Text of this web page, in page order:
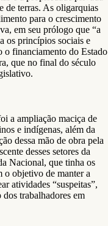
de terras. As oligarquias
para o crescimento
em seu prólogo que “a
os princípios sociais e
o financiamento do Estado
que no final do século
a ampliação maciça de
e indígenas, além da
dessa mão de obra pela
desses setores da
Nacional, que tinha os
o objetivo de manter a
atividades “suspeitas”,
trabalhadores em